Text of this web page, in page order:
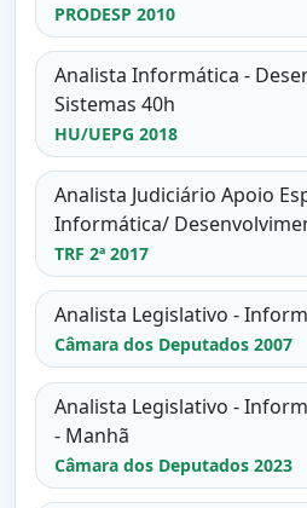
PRODESP 2010
Analista Informática -
Sistemas 40h
HU/UEPG 2018
Analista Judiciário Apoio
Informática/
TRF 2ª 2017
Analista Legislativo -
Câmara dos Deputados 2007
Analista Legislativo -
- Manhã
Câmara dos Deputados 2023